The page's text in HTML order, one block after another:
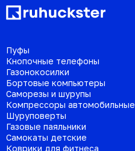
Пуфы
Кнопочные телефоны
Газонокосилки
Бортовые компьютеры
Саморезы и шурупы
Компрессоры автомобильные
Шуруповерты
Газовые паяльники
Самокаты детские
Коврики для фитнеса